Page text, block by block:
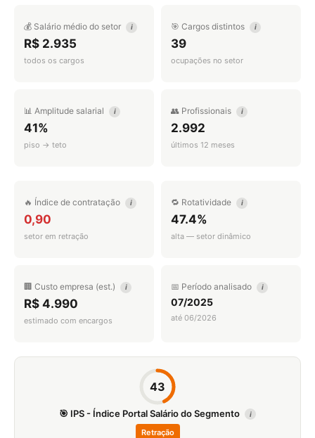
💰 Salário médio do setor i
R$ 2.935
todos os cargos
🎯 Cargos distintos i
39
ocupações no setor
📊 Amplitude salarial i
41%
piso → teto
👥 Profissionais i
2.992
últimos 12 meses
🔥 Índice de contratação i
0,90
setor em retração
🔁 Rotatividade i
47.4%
alta — setor dinâmico
🏢 Custo empresa (est.) i
R$ 4.990
estimado com encargos
📅 Período analisado i
07/2025
até 06/2026
43
🎯 IPS - Índice Portal Salário do Segmento i
Retração